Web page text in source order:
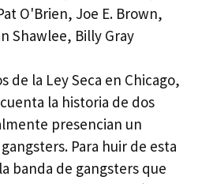
O'Brien, Joe E. Brown,
Shawlee, Billy Gray
de la Ley Seca en Chicago,
la historia de dos
presencian un
Para huir de esta
banda de gangsters que